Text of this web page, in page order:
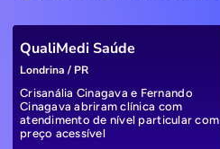
QualiMedi Saúde
Londrina / PR
Crisanália Cinagava e Fernando
Cinagava abriram clínica com
atendimento de nível particular com
preço acessível